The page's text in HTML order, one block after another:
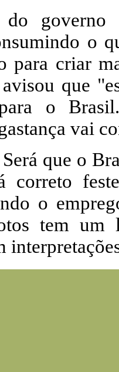
governo
o
para criar
que
o
vai
que o
correto
o
tem um